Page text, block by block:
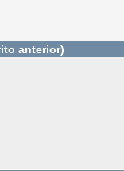
anterior)